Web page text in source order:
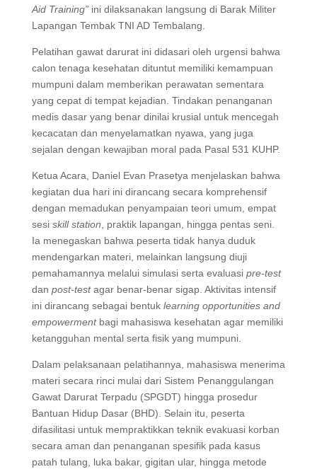
Aid Training”ini dilaksanakan langsung di Barak Militer
Lapangan Tembak TNI AD Tembalang.
Pelatihan gawat darurat ini didasari oleh urgensi bahwa
calon tenaga kesehatan dituntut memiliki kemampuan
mumpuni dalam memberikan perawatan sementara
yang cepat di tempat kejadian. Tindakan penanganan
medis dasar yang benar dinilai krusial untuk mencegah
kecacatan dan menyelamatkan nyawa, yang juga
sejalan dengan kewajiban moral pada Pasal 531 KUHP.
Ketua Acara, Daniel Evan Prasetya menjelaskan bahwa
kegiatan dua hari ini dirancang secara komprehensif
dengan memadukan penyampaian teori umum, empat
sesi skill station , praktik lapangan, hingga pentas seni.
Ia menegaskan bahwa peserta tidak hanya duduk
mendengarkan materi, melainkan langsung diuji
pemahamannya melalui simulasi serta evaluasi pre-test
dan post-testagar benar-benar sigap. Aktivitas intensif
ini dirancang sebagai bentuk learning opportunities and
empowermentbagi mahasiswa kesehatan agar memiliki
ketangguhan mental serta fisik yang mumpuni.
Dalam pelaksanaan pelatihannya, mahasiswa menerima
materi secara rinci mulai dari Sistem Penanggulangan
Gawat Darurat Terpadu (SPGDT) hingga prosedur
Bantuan Hidup Dasar (BHD). Selain itu, peserta
difasilitasi untuk mempraktikkan teknik evakuasi korban
secara aman dan penanganan spesifik pada kasus
patah tulang, luka bakar, gigitan ular, hingga metode